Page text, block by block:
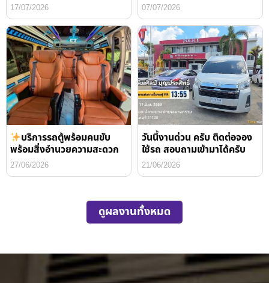
17/07/2026 07/07/2026
บริการรถตู้พร้อมคนขับ
พร้อมสิ่งอำนวยความสะดวก
27/06/2026
วันนี้งานด่วน ครับ ติดต่อจอง
ใช้รถ สอบถามเข้ามาได้ครับ
21/06/2026
ดูผลงานทั้งหมด